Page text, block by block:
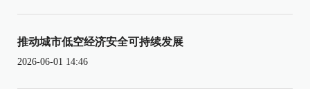
推动城市低空经济安全可持续发展
2026-06-01 14:46